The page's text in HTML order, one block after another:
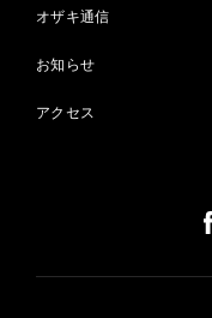
オザキ通信
お知らせ
アクセス